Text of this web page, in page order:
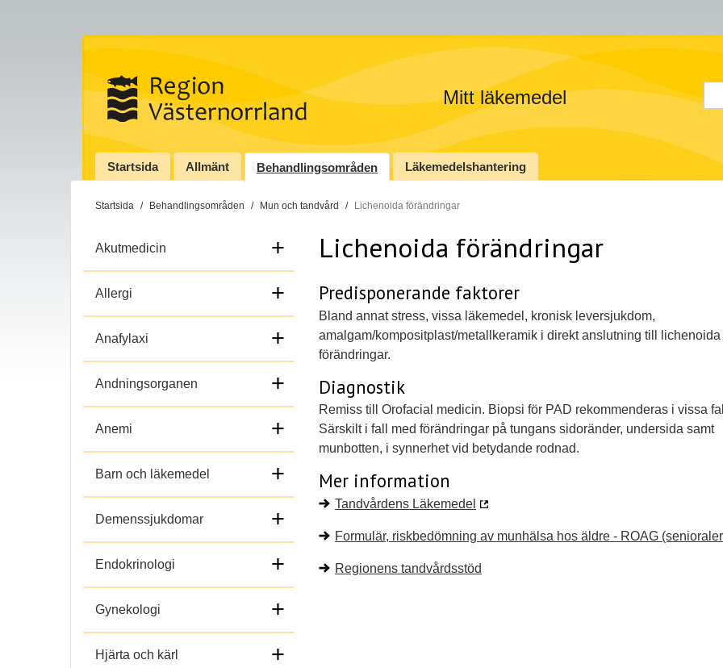
Mitt läkemedel
Startsida Allmänt Behandlingsområden Läkemedelshantering
D
ä
h
ä
r
:
Startsida Behandlingsområden Mun och tandvård Lichenoida förändringar
Akutmedicin +
Allergi +
Anafylaxi +
Andningsorganen +
Anemi +
Barn och läkemedel +
Demenssjukdomar +
Endokrinologi +
Gynekologi +
Hjärta och kärl +
Lichenoida förändringar
Predisponerande faktorer
Bland annat stress, vissa läkemedel, kronisk leversjukdom,
amalgam/kompositplast/metallkeramik i direkt anslutning till lichenoida
förändringar.
Diagnostik
Remiss till Orofacial medicin. Biopsi för PAD rekommenderas i vissa
Särskilt i fall med förändringar på tungans sidoränder, undersida samt
munbotten, i synnerhet vid betydande rodnad.
Mer information
Tandvårdens Läkemedel
Formulär, riskbedömning av munhälsa hos äldre - ROAG
Regionens tandvårdsstöd